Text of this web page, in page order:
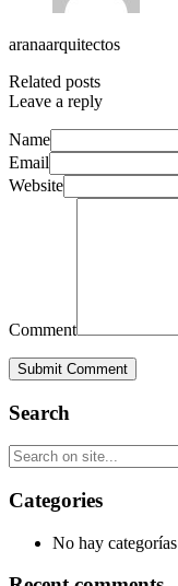
aranaarquitectos
Related posts
Leave a reply
Name
Email
Website
Comment
Submit Comment
Search
Categories
No hay categorías